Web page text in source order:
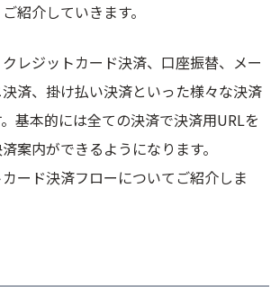
紹介していきます。
レジットカード決済、口座振替、メー
済、掛け払い決済といった様々な決済
基本的には全ての決済で決済用URLを
案内ができるようになります。
ード決済フローについてご紹介しま